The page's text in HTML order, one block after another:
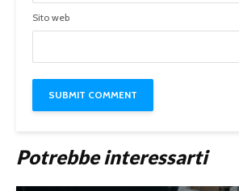
Sito web
Potrebbe interessarti